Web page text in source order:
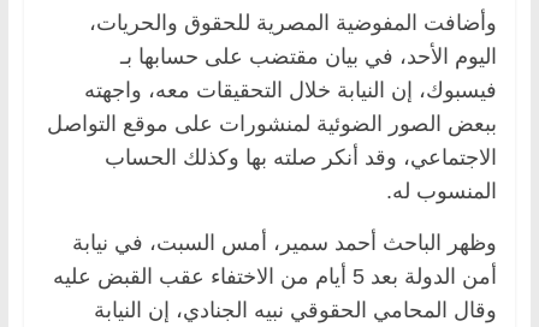
وأضافت المفوضية المصرية للحقوق والحريات،
اليوم الأحد، في بيان مقتضب على حسابها بـ
فيسبوك، إن النيابة خلال التحقيقات معه، واجهته
ببعض الصور الضوئية لمنشورات على موقع التواصل
الاجتماعي، وقد أنكر صلته بها وكذلك الحساب
المنسوب له.
وظهر الباحث أحمد سمير، أمس السبت، في نيابة
أمن الدولة بعد 5 أيام من الاختفاء عقب القبض عليه
وقال المحامي الحقوقي نبيه الجنادي، إن النيابة